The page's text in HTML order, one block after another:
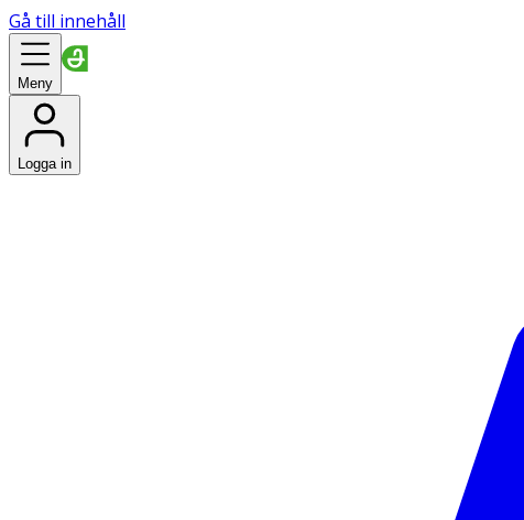
Gå till innehåll
Meny
Logga in